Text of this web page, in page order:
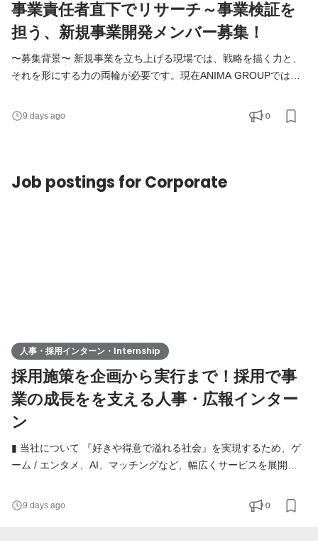
事業責任者直下でリサーチ～事業検証を
担う、新規事業開発メンバー募集！
〜募集背景〜 新規事業を立ち上げる現場では、戦略を描く力と、
それを形にする力の両輪が必要です。現在ANIMA GROUPでは、
いく仲間がまだ足りていません。 本ポジションでは、事業責任者
の描く戦略をもとに、市場やユーザーと向き合いながら事業の検
9 days ago 0
Job postings for Corporate
人事・採用インターン・Internship
採用施策を企画から実行まで！採用で事
業の成長をを支える人事・広報インター
ン
▮ 当社について 『好きや得意で溢れる社会』を実現するため、ゲ
ーム / エンタメ、AI、マッチングなど、幅広くサービスを展開し
ーマッチングサービス - AI開発サービス - 建機レンタルマッチン
9 days ago 0